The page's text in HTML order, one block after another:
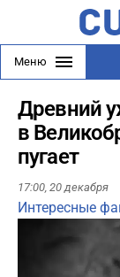
Меню
Древний
в
пугает
17:00, 20 декабря
Интересные